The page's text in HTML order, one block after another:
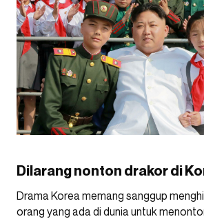
Dilarang nonton drakor di
Drama Korea memang sanggup
orang yang ada di dunia untuk